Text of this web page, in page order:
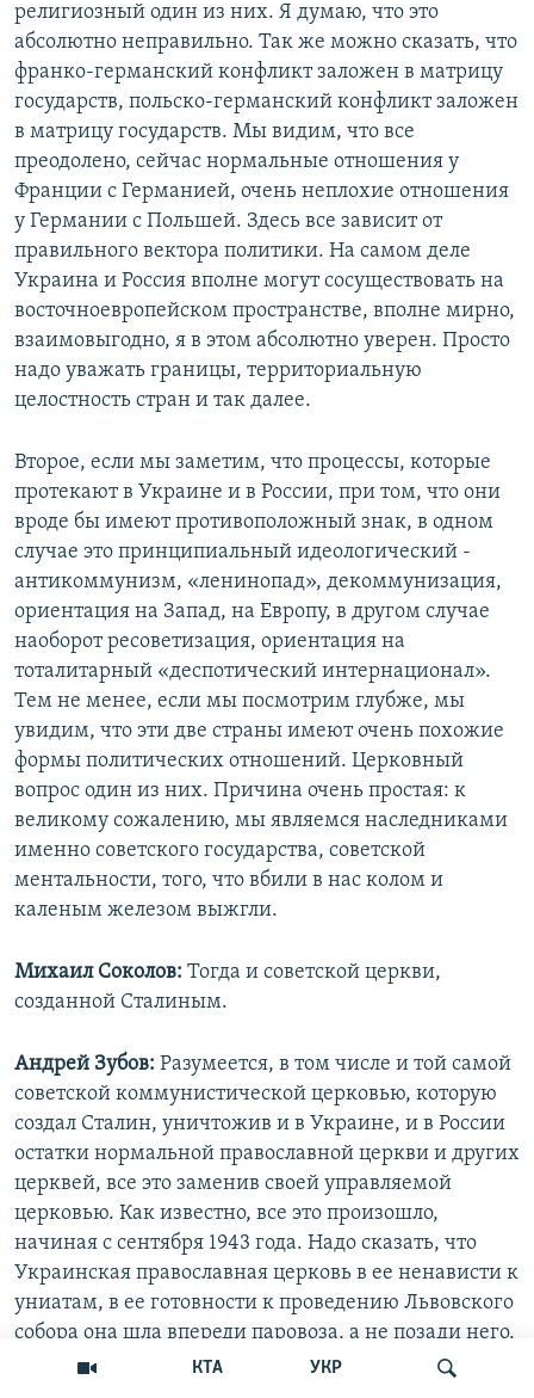
КТА УКР
религиозный один из них. Я думаю, что это
абсолютно неправильно. Так же можно сказать, что
франко-германский конфликт заложен в матрицу
государств, польско-германский конфликт заложен
в матрицу государств. Мы видим, что все
преодолено, сейчас нормальные отношения у
Франции с Германией, очень неплохие отношения
у Германии с Польшей. Здесь все зависит от
правильного вектора политики. На самом деле
Украина и Россия вполне могут сосуществовать на
восточноевропейском пространстве, вполне мирно,
взаимовыгодно, я в этом абсолютно уверен. Просто
надо уважать границы, территориальную
целостность стран и так далее.
Второе, если мы заметим, что процессы, которые
протекают в Украине и в России, при том, что они
вроде бы имеют противоположный знак, в одном
случае это принципиальный идеологический -
антикоммунизм, «ленинопад», декоммунизация,
ориентация на Запад, на Европу, в другом случае
наоборот ресоветизация, ориентация на
тоталитарный «деспотический интернационал».
Тем не менее, если мы посмотрим глубже, мы
увидим, что эти две страны имеют очень похожие
формы политических отношений. Церковный
вопрос один из них. Причина очень простая: к
великому сожалению, мы являемся наследниками
именно советского государства, советской
ментальности, того, что вбили в нас колом и
каленым железом выжгли.
Михаил Соколов: Тогда и советской церкви,
созданной Сталиным.
Андрей Зубов: Разумеется, в том числе и той самой
советской коммунистической церковью, которую
создал Сталин, уничтожив и в Украине, и в России
остатки нормальной православной церкви и других
церквей, все это заменив своей управляемой
церковью. Как известно, все это произошло,
начиная с сентября 1943 года. Надо сказать, что
Украинская православная церковь в ее ненависти к
униатам, в ее готовности к проведению Львовского
собора она шла впереди паровоза, а не позади него.
Эти все люди остались. Тот же старый Филарет